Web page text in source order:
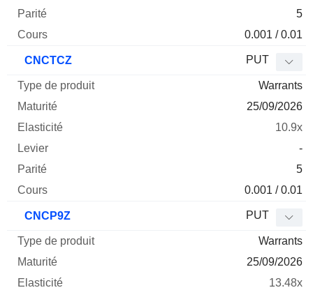
5
0.001 / 0.01
CNCTCZ PUT
Warrants
25/09/2026
10.9x
-
5
0.001 / 0.01
CNCP9Z PUT
Warrants
25/09/2026
13.48x